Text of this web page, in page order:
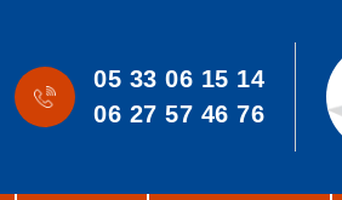
05 33 06 15 14
06 27 57 46 76